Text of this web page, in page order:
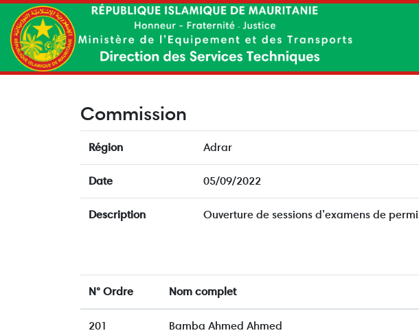
Commission
Région Adrar
Date 05/09/2022
Description Ouverture de sessions d’examens de
N° Ordre Nom complet
201 Bamba Ahmed Ahmed